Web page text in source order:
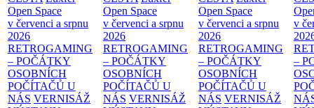
Open Space
v červenci a srpnu
2026
RETROGAMING
– POČÁTKY
OSOBNÍCH
POČÍTAČŮ U
NÁS VERNISÁŽ
Open Space
v červenci a srpnu
2026
RETROGAMING
– POČÁTKY
OSOBNÍCH
POČÍTAČŮ U
NÁS VERNISÁŽ
Open Space
v červenci a srpnu
2026
RETROGAMING
– POČÁTKY
OSOBNÍCH
POČÍTAČŮ U
NÁS VERNISÁŽ
v
–